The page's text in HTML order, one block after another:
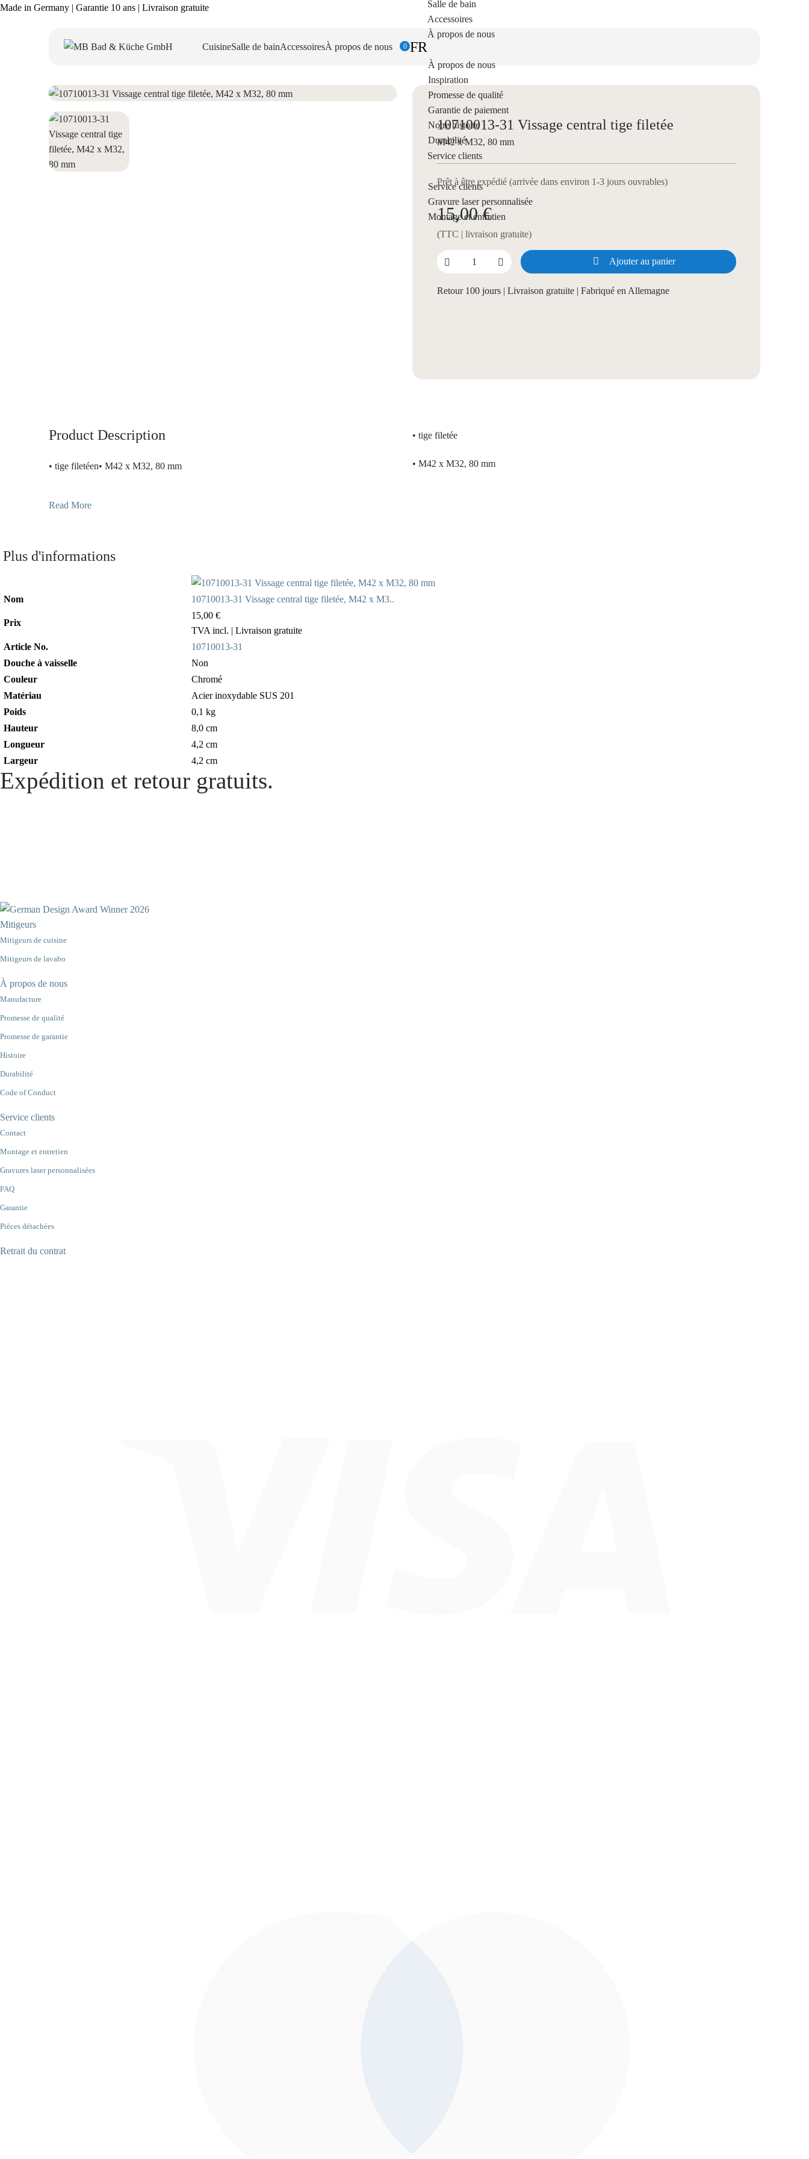
Made in Germany | Garantie 10 ans | Livraison gratuite
CuisineSalle de bainAccessoiresÀ propos de nous 0 FR
Salle de bain
Accessoires
À propos de nous
À propos de nous
Inspiration
Promesse de qualité
Garantie de paiement
Notre histoire
Durabilité
Service clients
Service clients
Gravure laser personnalisée
Montage et entretien
10710013-31 Vissage central tige filetée
M42 x M32, 80 mm
Prêt à être expédié (arrivée dans environ 1-3 jours ouvrables)
15,00 €
(TTC | livraison gratuite)
 Ajouter au panier
Retour 100 jours | Livraison gratuite | Fabriqué en Allemagne
Product Description
• tige filetéen• M42 x M32, 80 mm
Read More
• tige filetée
• M42 x M32, 80 mm
Plus d'informations
Nom 10710013-31 Vissage central tige filetée, M42 x M3..
Prix
15,00 €
TVA incl. | Livraison gratuite
Article No.
10710013-31
Douche à vaisselle
Non
Couleur
Chromé
Matériau
Acier inoxydable SUS 201
Poids
0,1 kg
Hauteur
8,0 cm
Longueur
4,2 cm
Largeur
4,2 cm
Expédition et retour gratuits.
Mitigeurs
Mitigeurs de cuisine
Mitigeurs de lavabo
À propos de nous
Manufacture
Promesse de qualité
Promesse de garantie
Histoire
Durabilité
Code of Conduct
Service clients
Contact
Montage et entretien
Gravures laser personnalisées
FAQ
Garantie
Pièces détachées
Retrait du contrat